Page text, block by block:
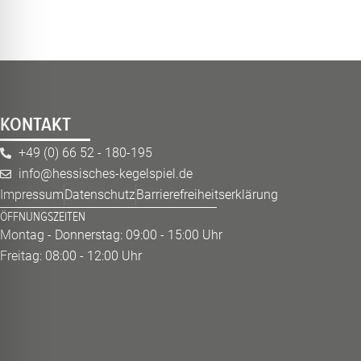
KONTAKT
+49 (0) 66 52 - 180-195
info@hessisches-kegelspiel.de
ImpressumDatenschutzBarrierefreiheitserklärung
ÖFFNUNGSZEITEN
Montag - Donnerstag: 09:00 - 15:00 Uhr
Freitag: 08:00 - 12:00 Uhr